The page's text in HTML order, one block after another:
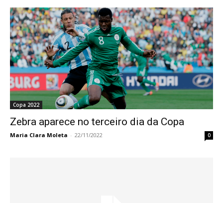
Copa 2022
Zebra aparece no terceiro dia da Copa
Maria Clara Moleta - 22/11/2022 0